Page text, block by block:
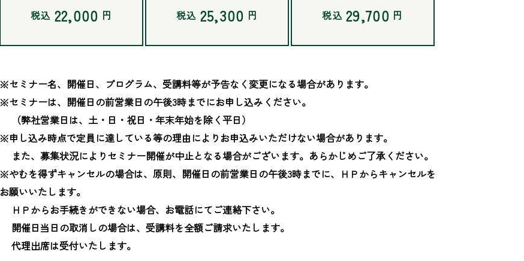
税込 22,000 円 税込 25,300 円 税込 29,700 円
※セミナー名、開催日、プログラム、受講料等が予告なく変更になる場合があります。
※セミナーは、開催日の前営業日の午後3時までにお申し込みください。
（弊社営業日は、土・日・祝日・年末年始を除く平日）
※申し込み時点で定員に達している等の理由によりお申込みいただけない場合があります。
また、募集状況によりセミナー開催が中止となる場合がございます。あらかじめご了承ください。
※やむを得ずキャンセルの場合は、原則、開催日の前営業日の午後3時までに、ＨＰからキャンセルを
お願いいたします。
ＨＰからお手続きができない場合、お電話にてご連絡下さい。
開催日当日の取消しの場合は、受講料を全額ご請求いたします。
代理出席は受付いたします。